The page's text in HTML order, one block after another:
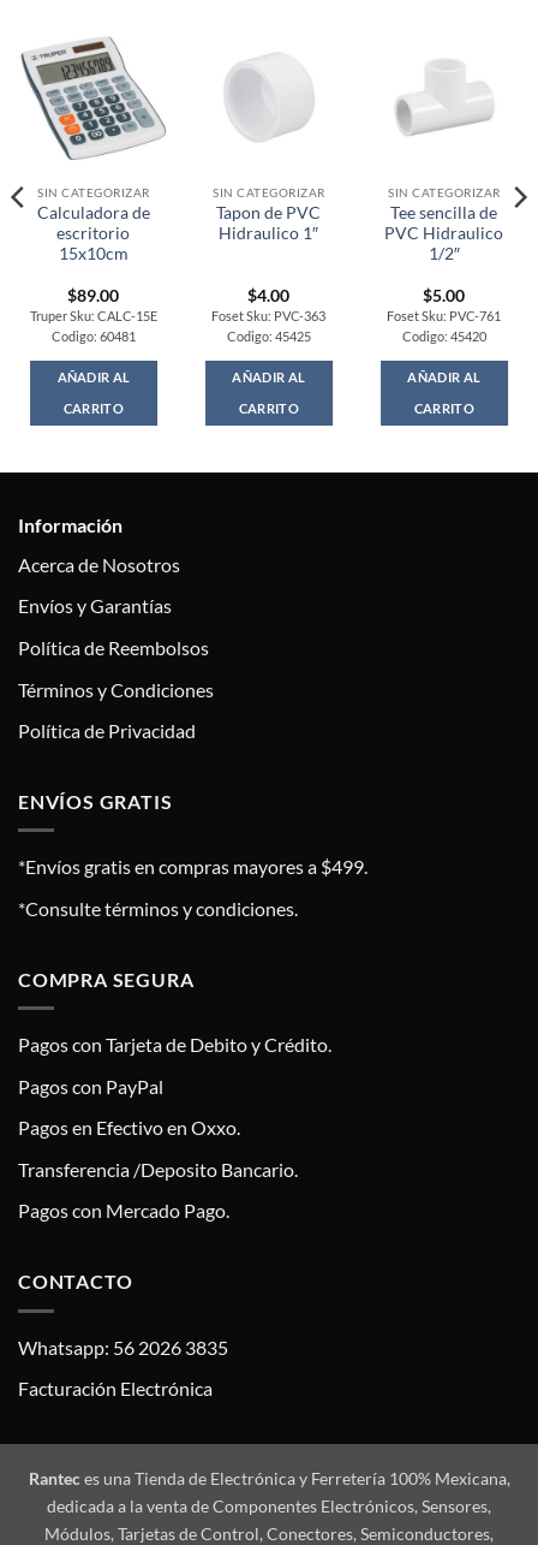
SIN CATEGORIZAR
Calculadora de
escritorio
15x10cm
$89.00
Truper Sku: CALC-15E
Codigo: 60481
AÑADIR AL
CARRITO
SIN CATEGORIZAR
Tapon de PVC
Hidraulico 1″
$4.00
Foset Sku: PVC-363
Codigo: 45425
AÑADIR AL
CARRITO
SIN CATEGORIZAR
Tee sencilla de
PVC Hidraulico
1/2″
$5.00
Foset Sku: PVC-761
Codigo: 45420
AÑADIR AL
CARRITO
Información
Acerca de Nosotros
Envíos y Garantías
Política de Reembolsos
Términos y Condiciones
Política de Privacidad
ENVÍOS GRATIS
*Envíos gratis en compras mayores a $499.
*Consulte términos y condiciones.
COMPRA SEGURA
Pagos con Tarjeta de Debito y Crédito.
Pagos con PayPal
Pagos en Efectivo en Oxxo.
Transferencia /Deposito Bancario.
Pagos con Mercado Pago.
CONTACTO
Whatsapp: 56 2026 3835
Facturación Electrónica
Ranteces una Tienda de Electrónica y Ferretería 100% Mexicana,
dedicada a la venta de Componentes Electrónicos, Sensores,
Módulos, Tarjetas de Control, Conectores, Semiconductores,